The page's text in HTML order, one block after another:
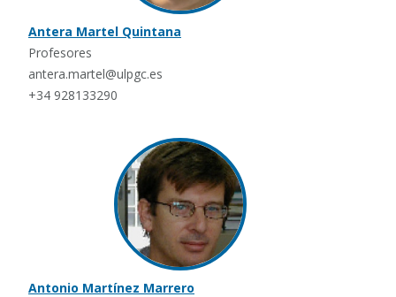
Antera Martel Quintana
Profesores
antera.martel@ulpgc.es
+34 928133290
Antonio Martínez Marrero